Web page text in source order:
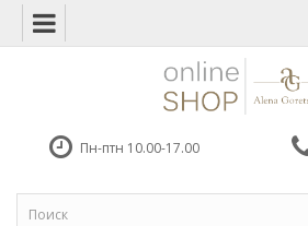
Пн-птн 10.00-17.00